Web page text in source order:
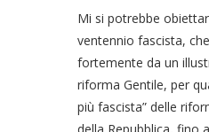
Mi si potrebbe
ventennio fascista,
fortemente da un
riforma Gentile, per
più fascista” delle